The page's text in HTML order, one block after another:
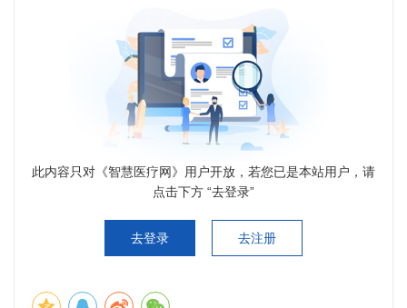
此内容只对《智慧医疗网》用户开放，若您已是本站用户，请
点击下方 “去登录”
去登录 去注册